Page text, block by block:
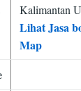
Kalimantan
Lihat Jasa
Map